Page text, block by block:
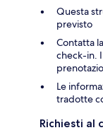
Questa
previsto
Contatta
check-in.
Le
tradotte
Richiesti al